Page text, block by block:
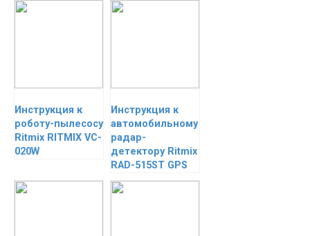
Инструкция к
роботу-пылесосу
Ritmix RITMIX VC-
020W
Инструкция к
автомобильному
радар-
детектору Ritmix
RAD-515ST GPS